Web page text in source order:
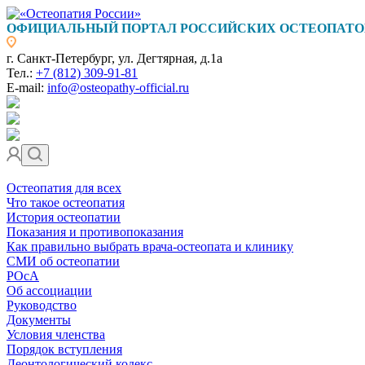
ОФИЦИАЛЬНЫЙ ПОРТАЛ РОССИЙСКИХ
г. Санкт-Петербург, ул. Дегтярная, д.1а
Тел.: +7 (812) 309-91-81
E-mail: info@osteopathy-official.ru
Остеопатия для всех
Что такое остеопатия
История остеопатии
Показания и противопоказания
Как правильно выбрать врача-остеопата и клинику
СМИ об остеопатии
РОсА
Об ассоциации
Руководство
Документы
Условия членства
Порядок вступления